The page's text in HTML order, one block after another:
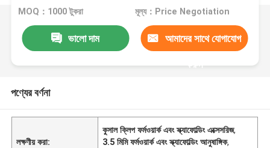
MOQ：1000 টুকরা মূল্য：Price Negotiation
ভালো দাম আমাদের সাথে যোগাযোগ
করুন
পণ্যের বর্ণনা
লক্ষণীয় করা:
কুসাল ক্লিপ ফর্মওয়ার্ক এবং স্ক্যাফোল্ডিং এক্সেসরিজ,
3.5 মিমি ফর্মওয়ার্ক এবং স্ক্যাফোল্ডিং আনুষাঙ্গিক,